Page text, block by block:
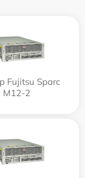
Fujitsu Sparc
M12-2